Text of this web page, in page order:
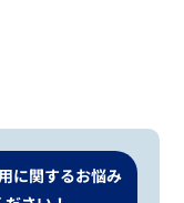
に関するお悩み